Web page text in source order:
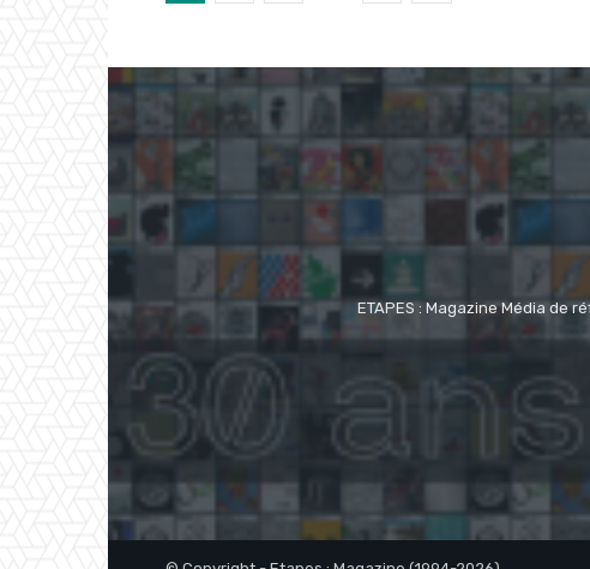
ETAPES : Magazine Média de